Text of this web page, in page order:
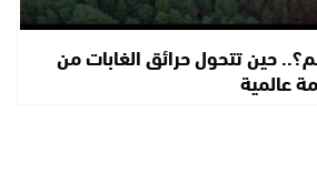
حين تتحول حرائق الغابات من
عالمية